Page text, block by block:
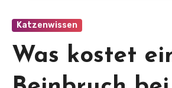
Katzenwissen
Was kostet